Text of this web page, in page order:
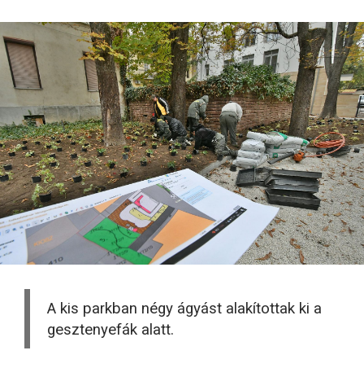
A kis parkban négy ágyást alakítottak ki a
gesztenyefák alatt.